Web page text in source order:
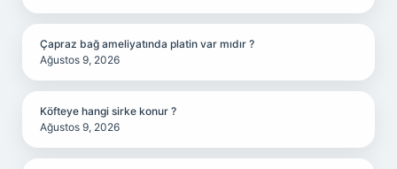
Çapraz bağ ameliyatında platin var mıdır ?
Ağustos 9, 2026
Köfteye hangi sirke konur ?
Ağustos 9, 2026